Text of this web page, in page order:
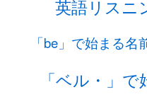
英語リスニ
「be」で始まる名
「ベル・」